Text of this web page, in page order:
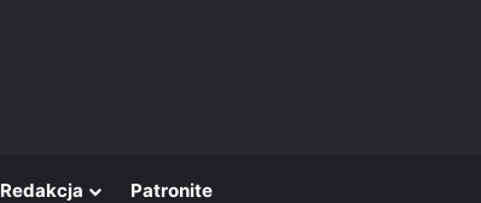
Redakcja Patronite